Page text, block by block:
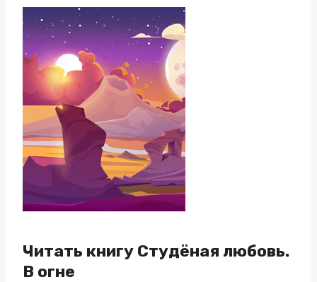
Читать книгу Студёная любовь.
В огне